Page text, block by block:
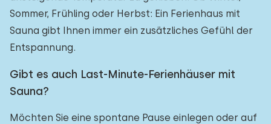
Sommer, Frühling oder Herbst: Ein Ferienhaus mit
Sauna gibt Ihnen immer ein zusätzliches Gefühl der
Entspannung.
Gibt es auch Last-Minute-Ferienhäuser mit
Sauna?
Möchten Sie eine spontane Pause einlegen oder auf